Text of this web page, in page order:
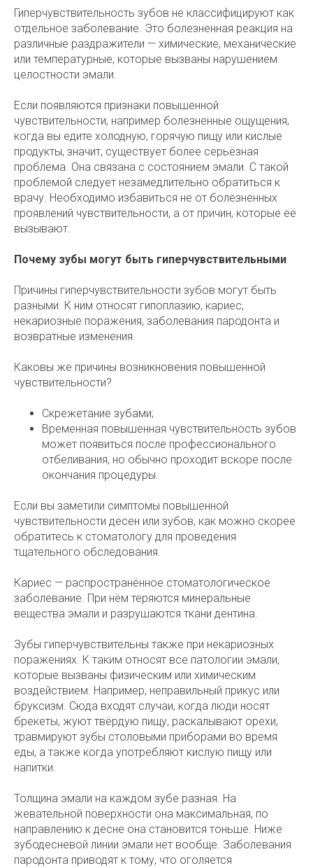
Гиперчувствительность зубов не классифицируют как
отдельное заболевание. Это болезненная реакция на
различные раздражители — химические, механические
или температурные, которые вызваны нарушением
целостности эмали.
Если появляются признаки повышенной
чувствительности, например болезненные ощущения,
когда вы едите холодную, горячую пищу или кислые
продукты, значит, существует более серьёзная
проблема. Она связана с состоянием эмали. С такой
проблемой следует незамедлительно обратиться к
врачу. Необходимо избавиться не от болезненных
проявлений чувствительности, а от причин, которые её
вызывают.
Почему зубы могут быть гиперчувствительными
Причины гиперчувствительности зубов могут быть
разными. К ним относят гипоплазию, кариес,
некариозные поражения, заболевания пародонта и
возвратные изменения.
Каковы же причины возникновения повышенной
чувствительности?
Скрежетание зубами;
Временная повышенная чувствительность зубов
может появиться после профессионального
отбеливания, но обычно проходит вскоре после
окончания процедуры.
Если вы заметили симптомы повышенной
чувствительности десен или зубов, как можно скорее
обратитесь к стоматологу для проведения
тщательного обследования.
Кариес — распространённое стоматологическое
заболевание. При нём теряются минеральные
вещества эмали и разрушаются ткани дентина.
Зубы гиперчувствительны также при некариозных
поражениях. К таким относят все патологии эмали,
которые вызваны физическим или химическим
воздействием. Например, неправильный прикус или
бруксизм. Сюда входят случаи, когда люди носят
брекеты, жуют твёрдую пищу, раскалывают орехи,
травмируют зубы столовыми приборами во время
еды, а также когда употребляют кислую пищу или
напитки.
Толщина эмали на каждом зубе разная. На
жевательной поверхности она максимальная, по
направлению к десне она становится тоньше. Ниже
зубодесневой линии эмали нет вообще. Заболевания
пародонта приводят к тому, что оголяется